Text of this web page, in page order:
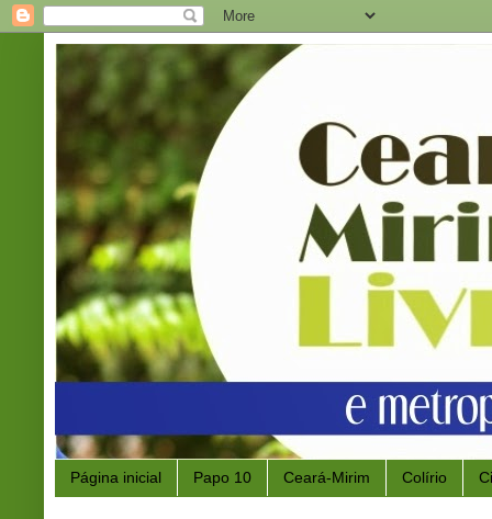
Página inicial Papo 10 Ceará-Mirim Colírio